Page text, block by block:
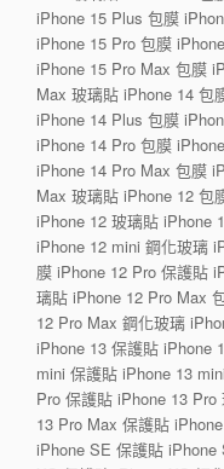
iPhone 15 Plus 包膜
iPhone 15 Pro 包膜
iPhone 15 Pro Max 包膜
Max 玻璃貼 iPhone 14 包
iPhone 14 Plus 包膜
iPhone 14 Pro 包膜
iPhone 14 Pro Max 包膜
Max 玻璃貼 iPhone 12 包
iPhone 12 玻璃貼 iPhone
iPhone 12 mini 鋼化玻璃
膜 iPhone 12 Pro 保護貼
璃貼 iPhone 12 Pro Max
12 Pro Max 鋼化玻璃
iPhone 13 保護貼 iPhone
mini 保護貼 iPhone 13
Pro 保護貼 iPhone 13
13 Pro Max 保護貼
iPhone SE 保護貼